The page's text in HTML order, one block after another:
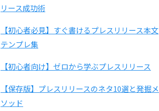
リース成功術
【初心者必見】すぐ書けるプレスリリース本文
テンプレ集
【初心者向け】ゼロから学ぶプレスリリース
【保存版】プレスリリースのネタ10選と発掘メ
ソッド